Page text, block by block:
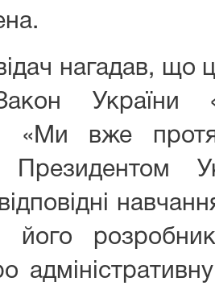
нагадав, що
України
«Ми вже
Президентом
його